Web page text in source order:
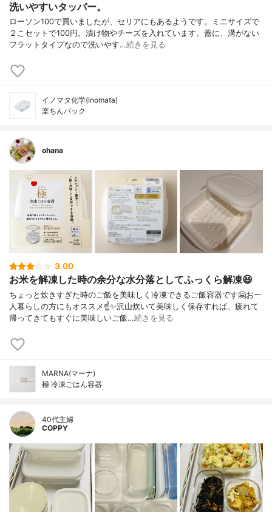
洗いやすいタッパー。
ローソン100で買いましたが、セリアにもあるようです。ミニサイズで
２こセットで100円。漬け物やチーズを入れています。蓋に、溝がない
フラットタイプなので洗いやす…続きを見る
イノマタ化学(inomata)
楽ちんパック
ohana
3.00
お米を解凍した時の余分な水分落としてふっくら解凍😆
ちょっと炊きすぎた時のご飯を美味しく冷凍できるご飯容器です🤗お一
人暮らしの方にもオススメ☝️✨沢山炊いて美味しく保存すれば、疲れて
帰ってきてもすぐに美味しいご飯…続きを見る
MARNA(マーナ)
極 冷凍ごはん容器
40代主婦
COPPY